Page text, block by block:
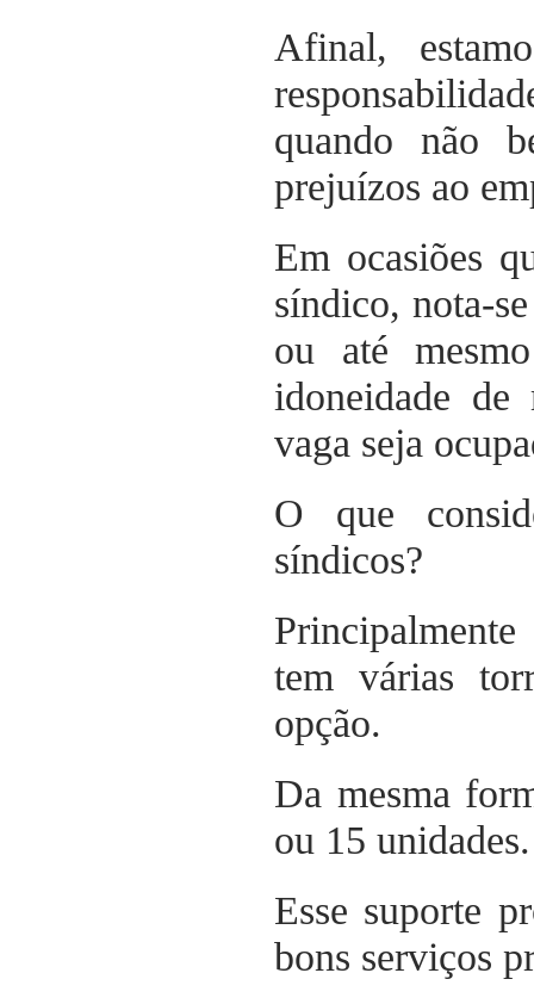
Afinal,
quando não
prejuízos ao
Em ocasiões
síndico, nota-
ou até
idoneidade
vaga seja
O que
síndicos?
tem várias
opção.
Da mesma
ou 15 unidades.
Esse suporte
bons serviços